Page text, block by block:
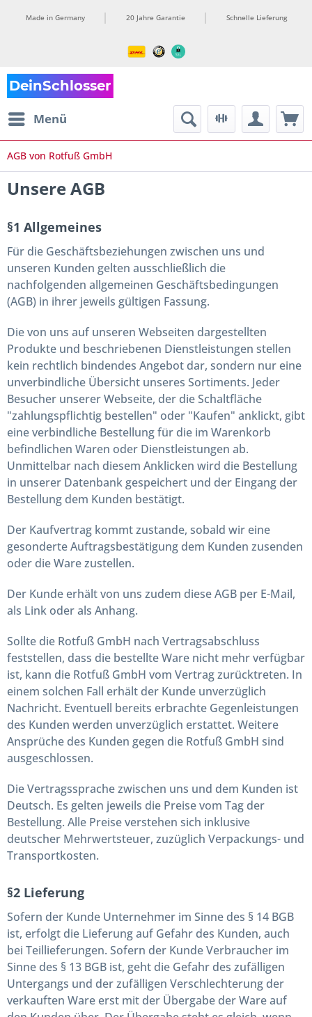
Made in Germany 20 Jahre Garantie Schnelle Lieferung
Menü
AGB von Rotfuß GmbH
Unsere AGB
§1 Allgemeines
Für die Geschäftsbeziehungen zwischen uns und
unseren Kunden gelten ausschließlich die
nachfolgenden allgemeinen Geschäftsbedingungen
(AGB) in ihrer jeweils gültigen Fassung.
Die von uns auf unseren Webseiten dargestellten
Produkte und beschriebenen Dienstleistungen stellen
kein rechtlich bindendes Angebot dar, sondern nur eine
unverbindliche Übersicht unseres Sortiments. Jeder
Besucher unserer Webseite, der die Schaltfläche
"zahlungspflichtig bestellen" oder "Kaufen" anklickt, gibt
eine verbindliche Bestellung für die im Warenkorb
befindlichen Waren oder Dienstleistungen ab.
Unmittelbar nach diesem Anklicken wird die Bestellung
in unserer Datenbank gespeichert und der Eingang der
Bestellung dem Kunden bestätigt.
Der Kaufvertrag kommt zustande, sobald wir eine
gesonderte Auftragsbestätigung dem Kunden zusenden
oder die Ware zustellen.
Der Kunde erhält von uns zudem diese AGB per E-Mail,
als Link oder als Anhang.
Sollte die Rotfuß GmbH nach Vertragsabschluss
feststellen, dass die bestellte Ware nicht mehr verfügbar
ist, kann die Rotfuß GmbH vom Vertrag zurücktreten. In
einem solchen Fall erhält der Kunde unverzüglich
Nachricht. Eventuell bereits erbrachte Gegenleistungen
des Kunden werden unverzüglich erstattet. Weitere
Ansprüche des Kunden gegen die Rotfuß GmbH sind
ausgeschlossen.
Die Vertragssprache zwischen uns und dem Kunden ist
Deutsch. Es gelten jeweils die Preise vom Tag der
Bestellung. Alle Preise verstehen sich inklusive
deutscher Mehrwertsteuer, zuzüglich Verpackungs- und
Transportkosten.
§2 Lieferung
Sofern der Kunde Unternehmer im Sinne des § 14 BGB
ist, erfolgt die Lieferung auf Gefahr des Kunden, auch
bei Teillieferungen. Sofern der Kunde Verbraucher im
Sinne des § 13 BGB ist, geht die Gefahr des zufälligen
Untergangs und der zufälligen Verschlechterung der
verkauften Ware erst mit der Übergabe der Ware auf